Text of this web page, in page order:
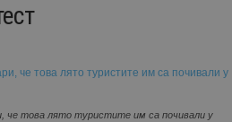
че това лято туристите им са почивали у